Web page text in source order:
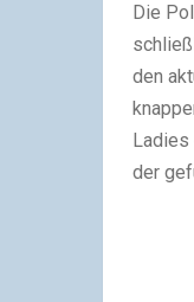
Die
den
Ladies
der